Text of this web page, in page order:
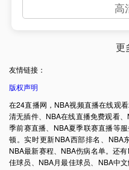
高
更
友情链接：
版权声明
在24直播网，NBA视频直播在线观
清无插件、NBA在线直播免费观看
季前赛直播、NBA夏季联赛直播等
顿。实时更新NBA西部排名、NBA
NBA最新赛程、NBA伤病名单。还
佳球员、NBA月最佳球员、NBA中